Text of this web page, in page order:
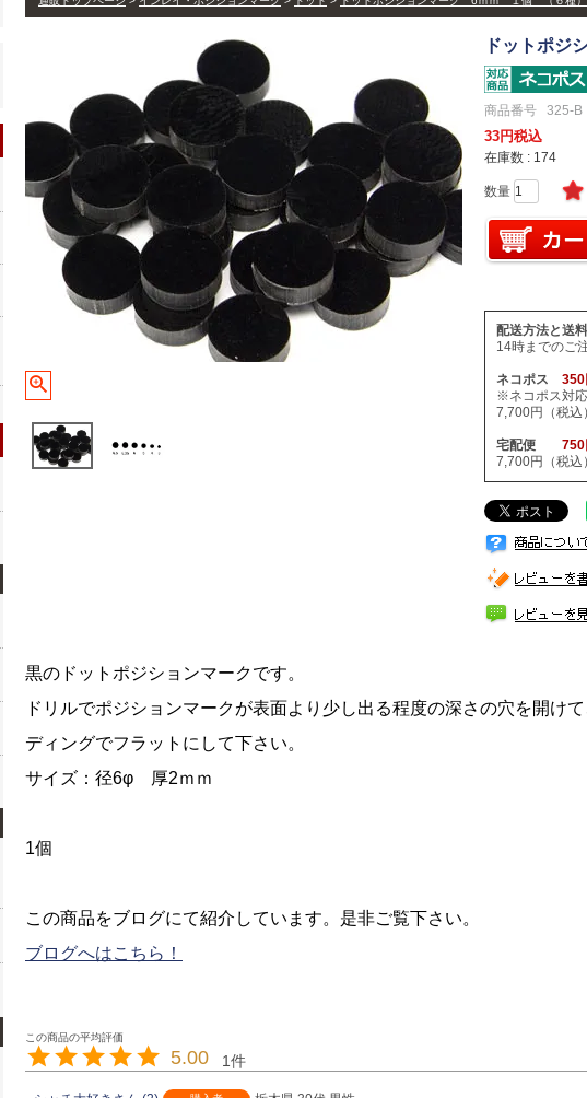
ドットポ
商品番号 325-B
33 税込
在庫数 174
配送方法と送料
14時までのご
ネコポス 350
※ネコポス対
7,700円（税込
宅配便 750
7,700円（税込
黒のドットポジションマークです。
ドリルでポジションマークが表面より少し出る程度の深さの穴を開け
ディングでフラットにして下さい。
サイズ：径6φ 厚2ｍｍ
1個
この商品をブログにて紹介しています。是非ご覧下さい。
ブログへはこちら！
5.00 1